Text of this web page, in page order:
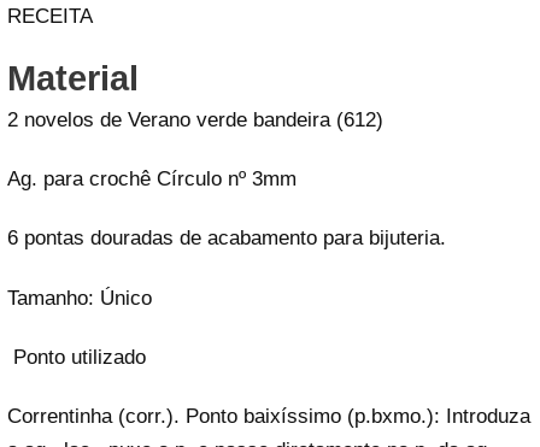
RECEITA
Material
2 novelos de Verano verde bandeira (612)
Ag. para crochê Círculo nº 3mm
6 pontas douradas de acabamento para bijuteria.
Tamanho: Único
Ponto utilizado
Correntinha (corr.). Ponto baixíssimo (p.bxmo.): Introduza